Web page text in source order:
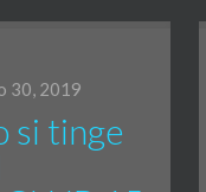
30, 2019
si tinge